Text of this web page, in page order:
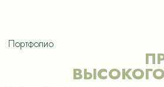
Портфолио